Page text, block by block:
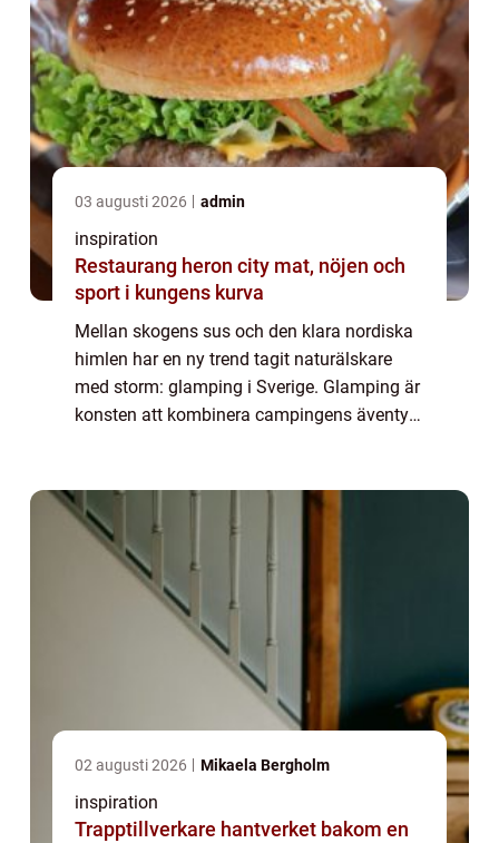
03 augusti 2026 admin
inspiration
Restaurang heron city mat, nöjen och
sport i kungens kurva
Mellan skogens sus och den klara nordiska
himlen har en ny trend tagit naturälskare
med storm: glamping i Sverige. Glamping är
konsten att kombinera campingens äventyr
02 augusti 2026 Mikaela Bergholm
inspiration
Trapptillverkare hantverket bakom en